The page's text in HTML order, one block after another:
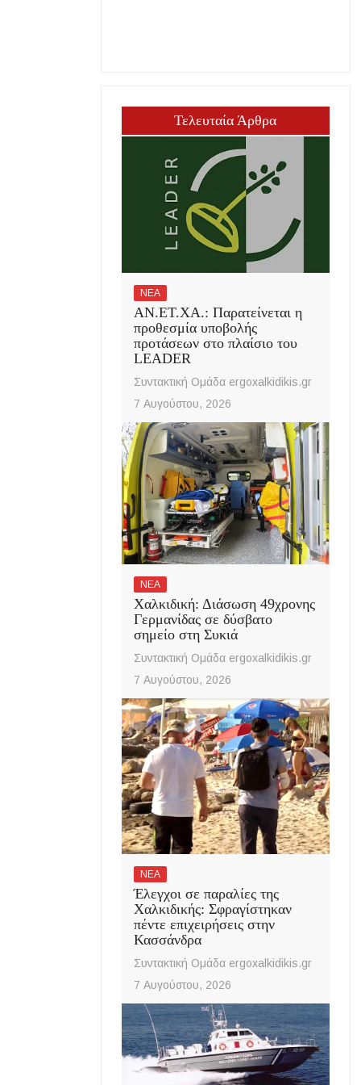
Τελευταία Άρθρα
ΝΕΑ
ΑΝ.ΕΤ.ΧΑ.: Παρατείνεται η
προθεσμία υποβολής
προτάσεων στο πλαίσιο του
LEADER
Συντακτική Ομάδα ergoxalkidikis.gr
7 Αυγούστου, 2026
ΝΕΑ
Χαλκιδική: Διάσωση 49χρονης
Γερμανίδας σε δύσβατο
σημείο στη Συκιά
Συντακτική Ομάδα ergoxalkidikis.gr
7 Αυγούστου, 2026
ΝΕΑ
Έλεγχοι σε παραλίες της
Χαλκιδικής: Σφραγίστηκαν
πέντε επιχειρήσεις στην
Κασσάνδρα
Συντακτική Ομάδα ergoxalkidikis.gr
7 Αυγούστου, 2026